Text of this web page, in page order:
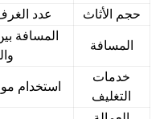
حجم الأثاث
عدد
المسافة
المسافة
خدمات
التغليف
استخدام